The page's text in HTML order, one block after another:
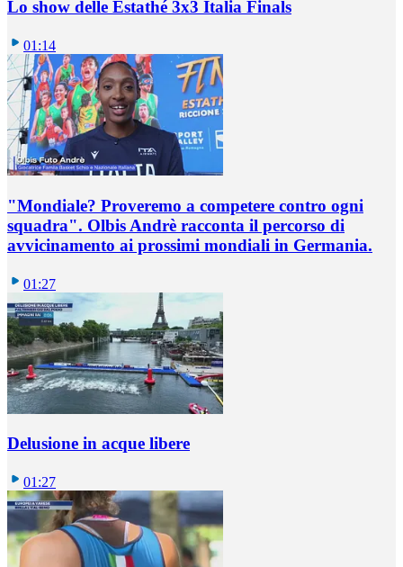
Lo show delle Estathé 3x3 Italia Finals
01:14
"Mondiale? Proveremo a competere contro ogni
squadra". Olbis Andrè racconta il percorso di
avvicinamento ai prossimi mondiali in Germania.
01:27
Delusione in acque libere
01:27